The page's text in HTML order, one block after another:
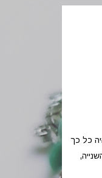
שלי, היה כל כך